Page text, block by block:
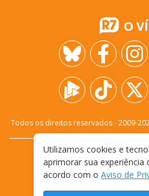
O
Todos os direitos reservados - 2009-
FALE
TERMOS E
Utilizamos cookies e
aprimorar sua experiência
acordo com o Aviso de